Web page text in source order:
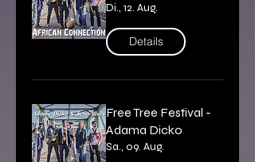
Di., 12. Aug.
Details
Free Tree Festival -
Adama Dicko
Sa., 09. Aug.